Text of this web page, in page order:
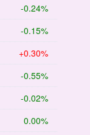
-0.24%
-0.15%
+0.30%
-0.55%
-0.02%
0.00%